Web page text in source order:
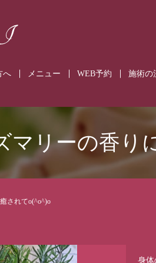
へ メニュー WEB予約 施術の
マリーの香り
されてo(^o^)o
身体